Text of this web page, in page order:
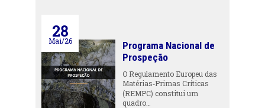
28
Mai/26
Programa Nacional de
Prospeção
O Regulamento Europeu das
Matérias‑Primas Críticas
(REMPC) constitui um
quadro…